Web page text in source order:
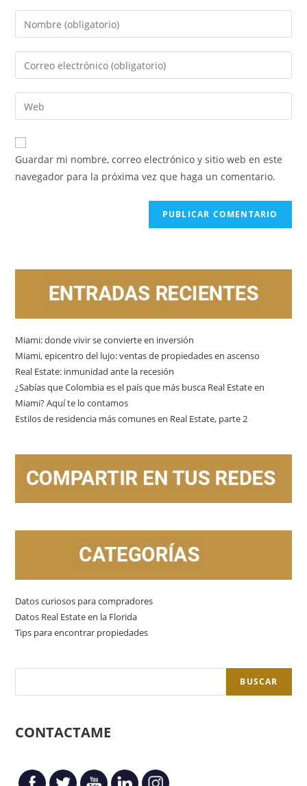
Guardar mi nombre, correo electrónico y sitio web en este
navegador para la próxima vez que haga un comentario.
Miami: donde vivir se convierte en inversión
Miami, epicentro del lujo: ventas de propiedades en ascenso
Real Estate: inmunidad ante la recesión
¿Sabías que Colombia es el país que más busca Real Estate en
Miami? Aquí te lo contamos
Estilos de residencia más comunes en Real Estate, parte 2
Datos curiosos para compradores
Datos Real Estate en la Florida
Tips para encontrar propiedades
BUSCAR
CONTACTAME